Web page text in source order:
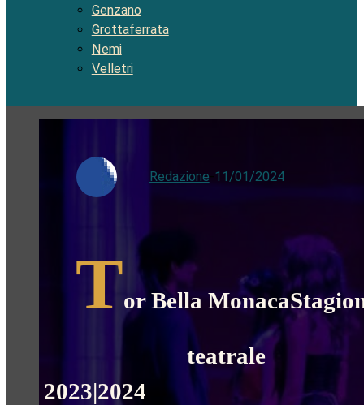
Genzano
Grottaferrata
Nemi
Velletri
Redazione-11/01/2024
Tor Bella
teatrale